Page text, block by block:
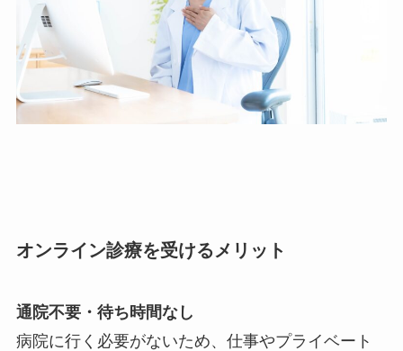
オンライン診療を受けるメリット
通院不要・待ち時間なし
病院に行く必要がないため、仕事やプライベート